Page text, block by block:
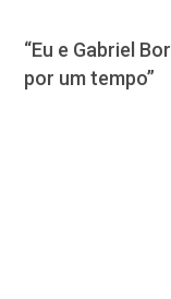
“Eu e Gabriel
por um tempo”